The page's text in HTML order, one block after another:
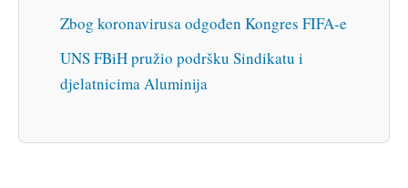
Zbog koronavirusa odgođen Kongres FIFA-e
UNS FBiH pružio podršku Sindikatu i
djelatnicima Aluminija